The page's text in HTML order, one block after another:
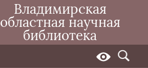
Владимирская
областная научная
библиотека